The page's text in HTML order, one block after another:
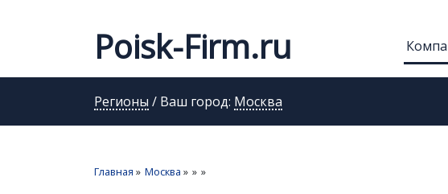
Poisk-Firm.ru
Регионы / Ваш город: Москва
Главная » Москва » » »